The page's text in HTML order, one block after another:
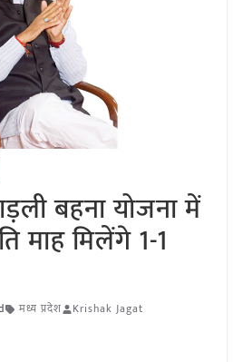
बहना योजना में
माह मिलेंगे 1-1
मध्य प्रदेश Krishak Jagat